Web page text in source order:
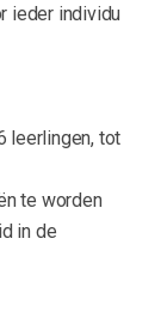
ieder individu
leerlingen, tot
te worden
in de